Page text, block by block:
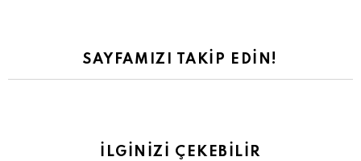
SAYFAMIZI TAKIP EDIN!
İLGINIZI ÇEKEBILIR